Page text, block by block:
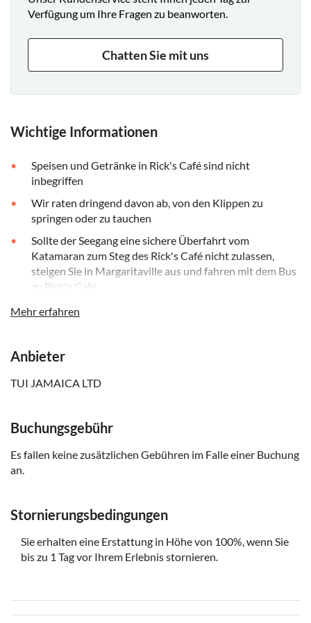
Verfügung um Ihre Fragen zu beanworten.
Chatten Sie mit uns
Wichtige Informationen
Speisen und Getränke in Rick's Café sind nicht
inbegriffen
Wir raten dringend davon ab, von den Klippen zu
springen oder zu tauchen
Sollte der Seegang eine sichere Überfahrt vom
Katamaran zum Steg des Rick's Café nicht zulassen,
steigen Sie in Margaritaville aus und fahren mit dem Bus
zu Rick's Café
Diese Tour ist nicht rollstuhlgerecht
Wetterbedingungen abhängt
Mehr erfahren
Anbieter
TUI JAMAICA LTD
Buchungsgebühr
Es fallen keine zusätzlichen Gebühren im Falle einer Buchung
an.
Stornierungsbedingungen
Sie erhalten eine Erstattung in Höhe von 100%, wenn Sie
bis zu 1 Tag vor Ihrem Erlebnis stornieren.